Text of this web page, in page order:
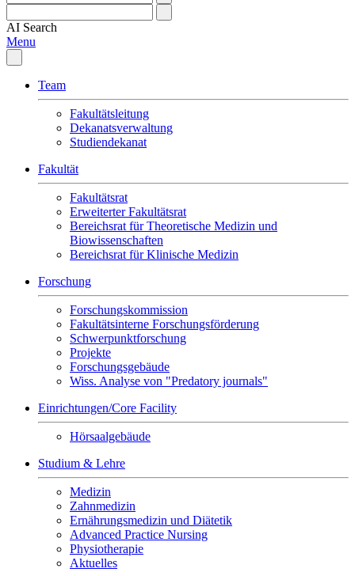
AI Search
Menu
Team
Fakultätsleitung
Dekanatsverwaltung
Studiendekanat
Fakultät
Fakultätsrat
Erweiterter Fakultätsrat
Bereichsrat für Theoretische Medizin und
Biowissenschaften
Bereichsrat für Klinische Medizin
Forschung
Forschungskommission
Fakultätsinterne Forschungsförderung
Schwerpunktforschung
Projekte
Forschungsgebäude
Wiss. Analyse von "Predatory journals"
Einrichtungen/Core Facility
Hörsaalgebäude
Studium & Lehre
Medizin
Zahnmedizin
Ernährungsmedizin und Diätetik
Advanced Practice Nursing
Physiotherapie
Aktuelles